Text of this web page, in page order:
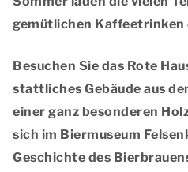
gemütlichen Kaffeetrinken
Besuchen Sie das Rote
stattliches Gebäude aus
einer ganz besonderen
sich im Biermuseum
Geschichte des